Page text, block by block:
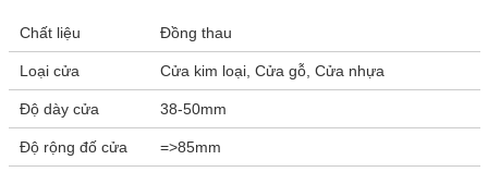
đến
4.257.000 ₫
Chất liệu Đồng thau
Loại cửa Cửa kim loại, Cửa gỗ, Cửa nhựa
Độ dày cửa 38-50mm
Độ rộng đố cửa =>85mm